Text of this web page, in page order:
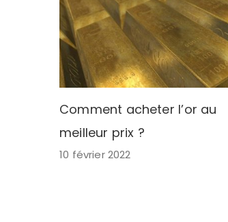
Comment acheter l’or au
meilleur prix ?
10 février 2022